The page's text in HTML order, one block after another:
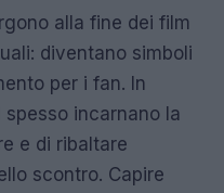
alla fine dei film
diventano simboli
per i fan. In
spesso incarnano la
e di ribaltare
scontro. Capire